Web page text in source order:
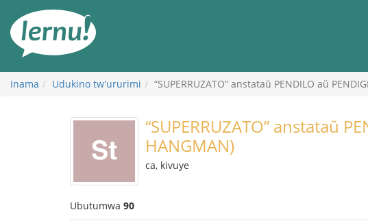
rupapuro
rw'ibirimwo
Inama Udukino tw'ururimi “SUPERRUZATO” anstataŭ PENDILO aŭ
“SUPERRUZATO” anstataŭ
HANGMAN)
ca, kivuye
Ubutumwa 90